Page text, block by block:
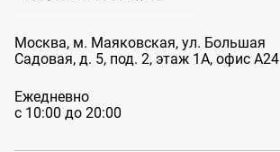
Москва, м. Маяковская, ул. Большая
Садовая, д. 5, под. 2, этаж 1А, офис А24
Ежедневно
с 10:00 до 20:00